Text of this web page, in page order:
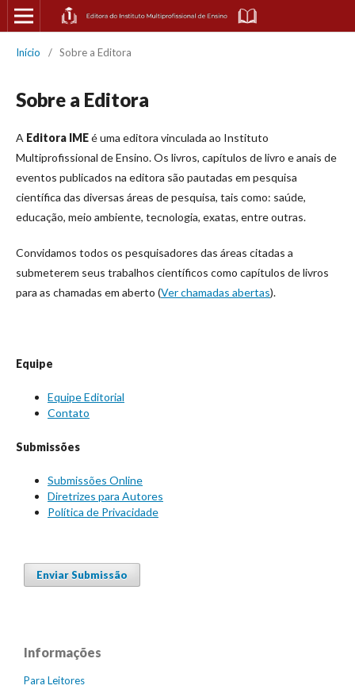
Início / Sobre a Editora
Sobre a Editora
A Editora IMEé uma editora vinculada ao Instituto
Multiprofissional de Ensino. Os livros, capítulos de livro e anais de
eventos publicados na editora são pautadas em pesquisa
científica das diversas áreas de pesquisa, tais como: saúde,
educação, meio ambiente, tecnologia, exatas, entre outras.
Convidamos todos os pesquisadores das áreas citadas a
submeterem seus trabalhos científicos como capítulos de livros
para as chamadas em aberto (Ver chamadas abertas).
Equipe
Equipe Editorial
Contato
Submissões
Submissões Online
Diretrizes para Autores
Política de Privacidade
Enviar Submissão
Informações
Para Leitores